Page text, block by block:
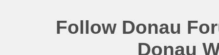
Follow Donau
Donau